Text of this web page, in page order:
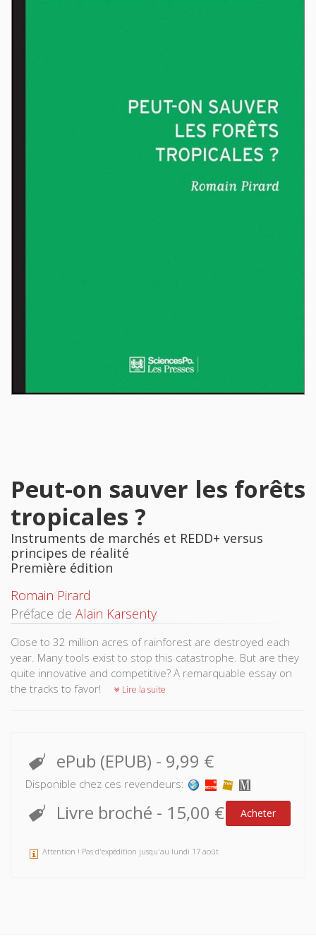
Peut-on sauver les forêts
tropicales ?
Instruments de marchés et REDD+ versus
principes de réalité
Première édition
Romain Pirard
Préface de Alain Karsenty
Close to 32 million acres of rainforest are destroyed each
year. Many tools exist to stop this catastrophe. But are they
quite innovative and competitive? A remarquable essay on
the tracks to favor!
Lire la suite
ePub (EPUB) - 9,99 €
Disponible chez ces revendeurs:
Livre broché - 15,00 € Acheter
Attention ! Pas d'expédition jusqu'au lundi 17 août